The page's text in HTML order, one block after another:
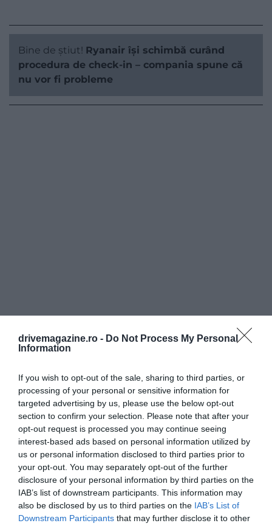
drivemagazine.ro - Do Not Process My Personal
Information
If you wish to opt-out of the sale, sharing to third parties, or
processing of your personal or sensitive information for
targeted advertising by us, please use the below opt-out
section to confirm your selection. Please note that after your
opt-out request is processed you may continue seeing
interest-based ads based on personal information utilized by
us or personal information disclosed to third parties prior to
your opt-out. You may separately opt-out of the further
disclosure of your personal information by third parties on the
IAB’s list of downstream participants. This information may
also be disclosed by us to third parties on the IAB’s List of
Downstream Participants that may further disclose it to other
Bine de știut! Ryanair își schimbă curând
procedura de check-in – compania spune că
nu vor fi probleme
Cei mai afectați sunt piețele și aeroporturile
regionale.
La Santiago de Compostela, Ryanair își
reduce programul cu 38 %și închide baza de două
aeronave; la Zaragoza, tăierea ajunge la 45 %.
Zborurile spre/dinspre Tenerife Nord sunt retrase
complet, iar din ianuarie 2025 compania renunță și